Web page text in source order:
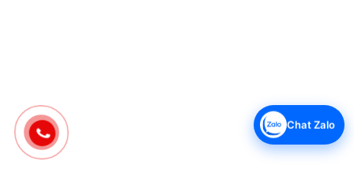
Chat Zalo